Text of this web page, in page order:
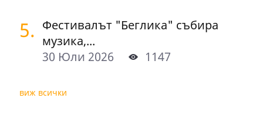
5. Фестивалът "Беглика" събира
музика,...
30 Юли 2026
1147
виж всички